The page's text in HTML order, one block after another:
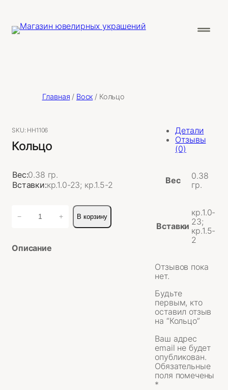
Главная / Воск / Кольцо
SKU: НН1106
Кольцо
Вес:0.38 гр.
Вставки:кр.1.0-23; кр.1.5-2
товара
− + В корзину
Описание
Детали
Отзывы
(0)
Вес
0.38
гр.
Вставки
кр.1.0-
23;
кр.1.5-
2
Отзывов пока
нет.
Будьте
первым, кто
оставил отзыв
на “Кольцо”
Ваш адрес
email не будет
опубликован.
Обязательные
поля помечены
*